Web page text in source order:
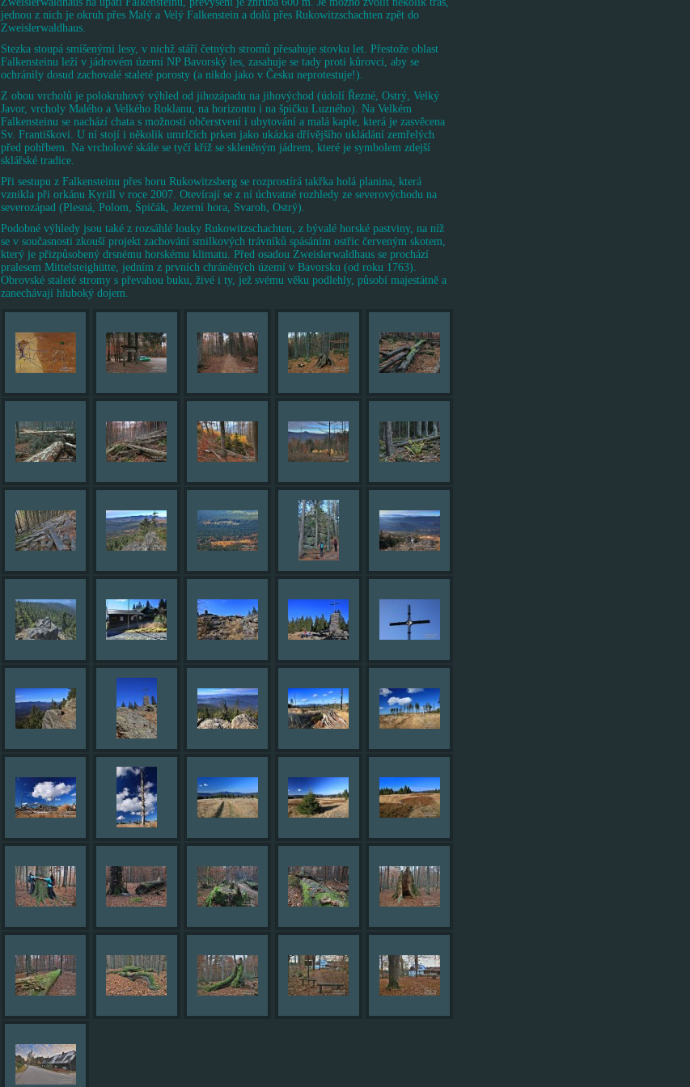
jednou z nich je okruh přes Malý a Velý Falkenstein a dolů přes Rukowitzschachten zpět do
Zweislerwaldhaus.
Stezka stoupá smíšenými lesy, v nichž stáří četných stromů přesahuje stovku let. Přestože oblast
Falkensteinu leží v jádrovém území NP Bavorský les, zasahuje se tady proti kůrovci, aby se
ochránily dosud zachovalé staleté porosty (a nikdo jako v Česku neprotestuje!).
Z obou vrcholů je polokruhový výhled od jihozápadu na jihovýchod (údolí Řezné, Ostrý, Velký
Javor, vrcholy Malého a Velkého Roklanu, na horizontu i na špičku Luzného). Na Velkém
Falkensteinu se nachází chata s možností občerstvení i ubytování a malá kaple, která je zasvěcena
Sv. Františkovi. U ní stojí i několik umrlčích prken jako ukázka dřívějšího ukládání zemřelých
před pohřbem. Na vrcholové skále se tyčí kříž se skleněným jádrem, které je symbolem zdejší
sklářské tradice.
Při sestupu z Falkensteinu přes horu Rukowitzsberg se rozprostírá takřka holá planina, která
vznikla při orkánu Kyrill v roce 2007. Otevírají se z ní úchvatné rozhledy ze severovýchodu na
severozápad (Plesná, Polom, Špičák, Jezerní hora, Svaroh, Ostrý).
Podobné výhledy jsou také z rozsáhlé louky Rukowitzschachten, z bývalé horské pastviny, na níž
se v současnosti zkouší projekt zachování smilkových trávníků spásáním ostřic červeným skotem,
který je přizpůsobený drsnému horskému klimatu. Před osadou Zweislerwaldhaus se prochází
pralesem Mittelsteighütte, jedním z prvních chráněných území v Bavorsku (od roku 1763).
Obrovské staleté stromy s převahou buku, živé i ty, jež svému věku podlehly, působí majestátně a
zanechávají hluboký dojem.